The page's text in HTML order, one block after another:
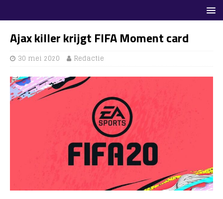
Ajax killer krijgt FIFA Moment card
30 mei 2020 Redactie